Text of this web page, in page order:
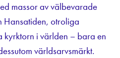
massor av välbevarade
Hansatiden, otroliga
kyrktorn i världen – bara en
världsarvsmärkt.